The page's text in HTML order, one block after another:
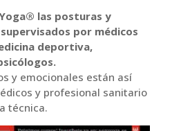
las posturas y
por médicos
deportiva,
y emocionales están así
y profesional sanitario
técnica.